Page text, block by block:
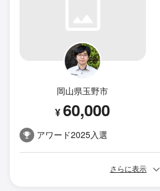
岡山県玉野市
¥60,000
アワード2025入選
さらに表示